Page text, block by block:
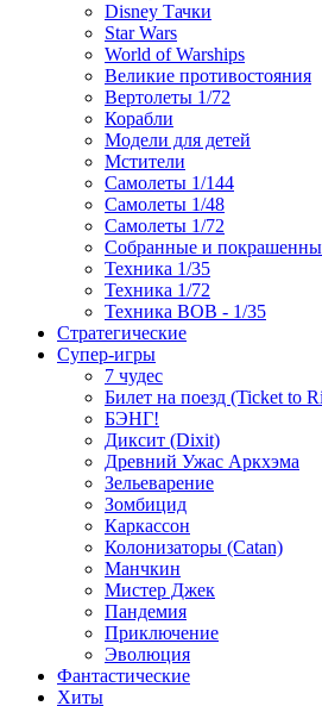
Disney Тачки
Star Wars
World of Warships
Великие противостояния
Вертолеты 1/72
Корабли
Модели для детей
Мстители
Самолеты 1/144
Самолеты 1/48
Самолеты 1/72
Собранные и
Техника 1/35
Техника 1/72
Техника ВОВ - 1/35
Стратегические
Супер-игры
7 чудес
Билет на поезд (Ticket to
БЭНГ!
Диксит (Dixit)
Древний Ужас Аркхэма
Зельеварение
Зомбицид
Каркассон
Колонизаторы (Catan)
Манчкин
Мистер Джек
Пандемия
Приключение
Эволюция
Фантастические
Хиты